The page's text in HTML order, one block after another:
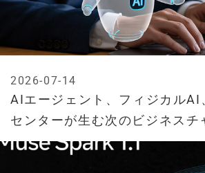
AIエージェント、フィジカルAI
センターが生む次のビジネスチ
2026-07-14